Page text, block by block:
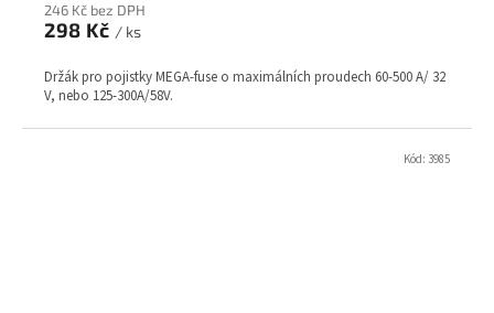
246 Kč bez DPH
298 Kč / ks
Držák pro pojistky MEGA-fuse o maximálních proudech 60-500 A/ 32
V, nebo 125-300A/58V.
Kód: 3985